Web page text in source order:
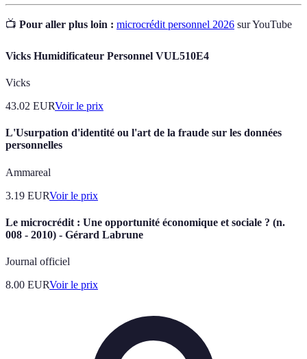
📺 Pour aller plus loin : microcrédit personnel 2026 sur YouTube
Vicks Humidificateur Personnel VUL510E4
Vicks
43.02 EURVoir le prix
L'Usurpation d'identité ou l'art de la fraude sur les données
personnelles
Ammareal
3.19 EURVoir le prix
Le microcrédit : Une opportunité économique et sociale ? (n.
008 - 2010) - Gérard Labrune
Journal officiel
8.00 EURVoir le prix